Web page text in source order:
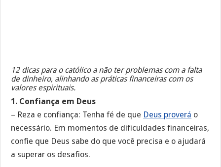
12 dicas para o católico a não ter problemas com a falta
de dinheiro, alinhando as práticas financeiras com os
valores espirituais.
1. Confiança em Deus
– Reza e confiança: Tenha fé de que Deus proverá o
necessário. Em momentos de dificuldades financeiras,
confie que Deus sabe do que você precisa e o ajudará
a superar os desafios.